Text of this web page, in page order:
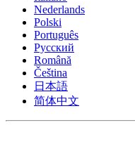
Nederlands
Polski
Português
Pусский
Română
Čeština
日本語
简体中文